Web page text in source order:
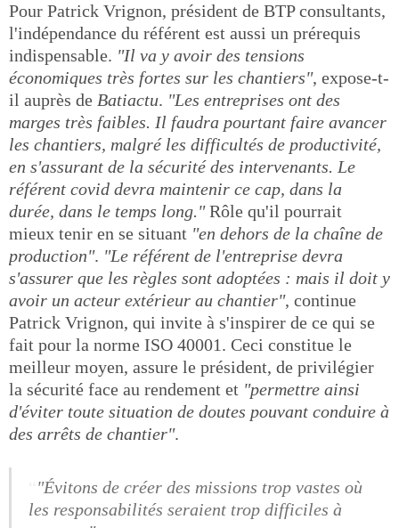
Pour Patrick Vrignon, président de BTP consultants,
l'indépendance du référent est aussi un prérequis
indispensable. "Il va y avoir des tensions
économiques très fortes sur les chantiers", expose-t-
il auprès de Batiactu. "Les entreprises ont des
marges très faibles. Il faudra pourtant faire avancer
les chantiers, malgré les difficultés de productivité,
en s'assurant de la sécurité des intervenants. Le
référent covid devra maintenir ce cap, dans la
durée, dans le temps long."Rôle qu'il pourrait
mieux tenir en se situant "en dehors de la chaîne de
production". "Le référent de l'entreprise devra
s'assurer que les règles sont adoptées : mais il doit y
avoir un acteur extérieur au chantier", continue
Patrick Vrignon, qui invite à s'inspirer de ce qui se
fait pour la norme ISO 40001. Ceci constitue le
meilleur moyen, assure le président, de privilégier
la sécurité face au rendement et "permettre ainsi
d'éviter toute situation de doutes pouvant conduire à
des arrêts de chantier".
"Évitons de créer des missions trop vastes où
les responsabilités seraient trop difficiles à